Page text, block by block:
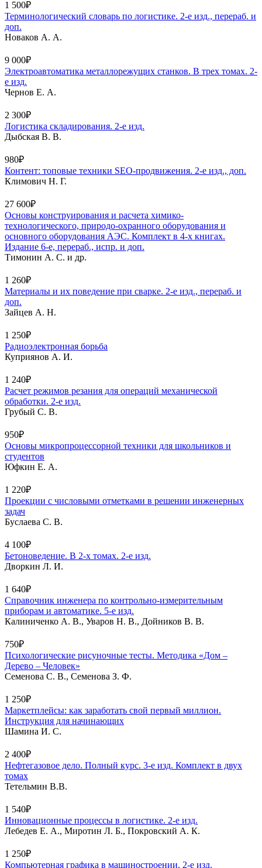
1 500₽
Терминологический словарь по логистике. 2-е изд., перераб. и
доп.
Новаков А. А.
9 000₽
Электроавтоматика металлорежущих станков. В трех томах. 2-
е изд.
Чернов Е. А.
2 300₽
Логистика складирования. 2-е изд.
Дыбская В. В.
980₽
Контент: топовые техники SEO-продвижения. 2-е изд., доп.
Климович Н. Г.
27 600₽
Основы конструирования и расчета химико-
технологического, природо-охранного оборудования и
основного оборудования АЭС. Комплект в 4-х книгах.
Издание 6-е, перераб., испр. и доп.
Тимонин А. С. и др.
1 260₽
Материалы и их поведение при сварке. 2-е изд., перераб. и
доп.
Зайцев А. Н.
1 250₽
Радиоэлектронная борьба
Куприянов А. И.
1 240₽
Расчет режимов резания для операций механической
обработки. 2-е изд.
Грубый С. В.
950₽
Основы микропроцессорной техники для школьников и
студентов
Юфкин Е. А.
1 220₽
Проекции с числовыми отметками в решении инженерных
задач
Буслаева С. В.
4 100₽
Бетоноведение. В 2-х томах. 2-е изд.
Дворкин Л. И.
1 640₽
Справочник инженера по контрольно-измерительным
приборам и автоматике. 5-е изд.
Калиниченко А. В., Уваров Н. В., Дойников В. В.
750₽
Психологические рисуночные тесты. Методика «Дом –
Дерево – Человек»
Семенова С. В., Семенова З. Ф.
1 250₽
Маркетплейсы: как заработать свой первый миллион.
Инструкция для начинающих
Шамина И. С.
2 400₽
Нефтегазовое дело. Полный курс. 3-е изд. Комплект в двух
томах
Тетельмин В.В.
1 540₽
Инновационные процессы в логистике. 2-е изд.
Лебедев Е. А., Миротин Л. Б., Покровский А. К.
1 250₽
Компьютерная графика в машиностроении. 2-е изд.